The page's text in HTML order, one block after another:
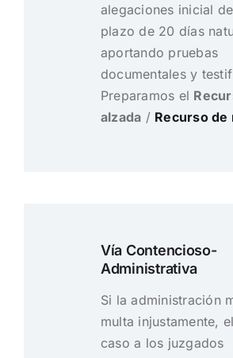
alegaciones inicial
plazo de 20 días
aportando pruebas
documentales y
Preparamos el
alzada / Recurso de
Vía Contencioso-
Administrativa
Si la administración
multa injustamente,
caso a los juzgados